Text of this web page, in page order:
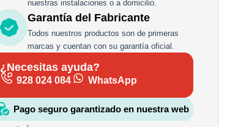
nuestras instalaciones o a domicilio.
Garantía del Fabricante
Todos nuestros productos son de primeras
marcas y cuentan con su garantía oficial.
¿Necesitas ayuda?
928 024 084 WhatsApp
Pago seguro garantizado en nuestra web